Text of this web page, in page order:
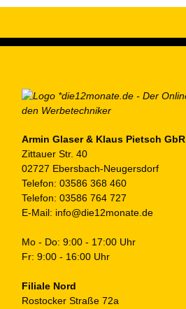
Armin Glaser & Klaus Pietsch GbR
Zittauer Str. 40
02727 Ebersbach-Neugersdorf
Telefon: 03586 368 460
Telefon: 03586 764 727
E-Mail: info@die12monate.de
Mo - Do: 9:00 - 17:00 Uhr
Fr: 9:00 - 16:00 Uhr
Filiale Nord
Rostocker Straße 72a